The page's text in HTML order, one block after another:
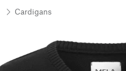
Cardigans